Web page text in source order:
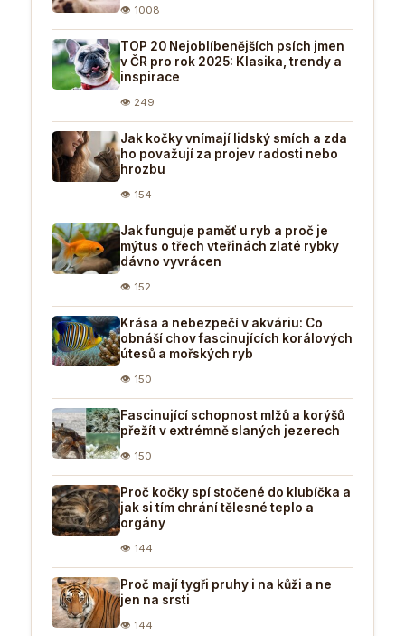
👁 1008
TOP 20 Nejoblíbenějších psích jmen
v ČR pro rok 2025: Klasika, trendy a
inspirace
👁 249
Jak kočky vnímají lidský smích a zda
ho považují za projev radosti nebo
hrozbu
👁 154
Jak funguje paměť u ryb a proč je
mýtus o třech vteřinách zlaté rybky
dávno vyvrácen
👁 152
Krása a nebezpečí v akváriu: Co
obnáší chov fascinujících korálových
útesů a mořských ryb
👁 150
Fascinující schopnost mlžů a korýšů
přežít v extrémně slaných jezerech
👁 150
Proč kočky spí stočené do klubíčka a
jak si tím chrání tělesné teplo a
orgány
👁 144
Proč mají tygři pruhy i na kůži a ne
jen na srsti
👁 144